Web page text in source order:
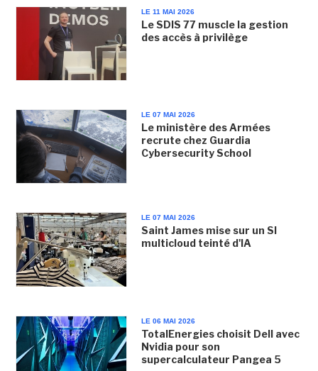
LE 11 MAI 2026
Le SDIS 77 muscle la gestion
des accès à privilège
LE 07 MAI 2026
Le ministère des Armées
recrute chez Guardia
Cybersecurity School
LE 07 MAI 2026
Saint James mise sur un SI
multicloud teinté d'IA
LE 06 MAI 2026
TotalEnergies choisit Dell avec
Nvidia pour son
supercalculateur Pangea 5